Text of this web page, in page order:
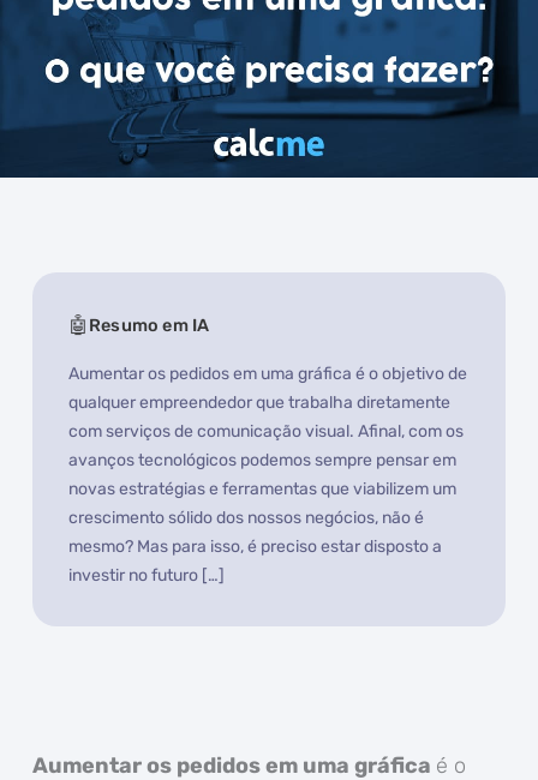
Resumo em IA
Aumentar os pedidos em uma gráfica é o objetivo de
qualquer empreendedor que trabalha diretamente
com serviços de comunicação visual. Afinal, com os
avanços tecnológicos podemos sempre pensar em
novas estratégias e ferramentas que viabilizem um
crescimento sólido dos nossos negócios, não é
mesmo? Mas para isso, é preciso estar disposto a
investir no futuro […]
Aumentar os pedidos em uma gráfica é o